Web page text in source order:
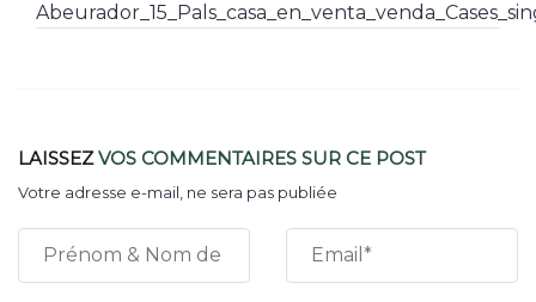
LAISSEZVOS COMMENTAIRES SUR CE POST
Votre adresse e-mail, ne sera pas publiée